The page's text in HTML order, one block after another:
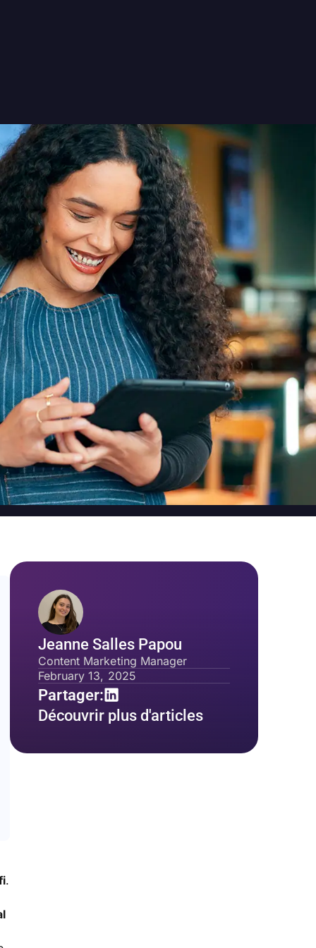
.
Jeanne Salles Papou
Content Marketing Manager
February 13, 2025
Partager:
Découvrir plus d'articles